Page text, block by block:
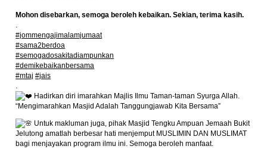
Mohon disebarkan, semoga beroleh kebaikan. Sekian, terima kasih.
.
#jommengajimalamjumaat
#sama2berdoa
#semogadosakitadiampunkan
#demikebaikanbersama
#mtaj #jais
.
Hadirkan diri imarahkan Majlis Ilmu Taman-taman Syurga Allah.
“Mengimarahkan Masjid Adalah Tanggungjawab Kita Bersama”
Untuk makluman juga, pihak Masjid Tengku Ampuan Jemaah Bukit
Jelutong amatlah berbesar hati menjemput MUSLIMIN DAN MUSLIMAT
bagi menjayakan program ilmu ini. Semoga beroleh manfaat.